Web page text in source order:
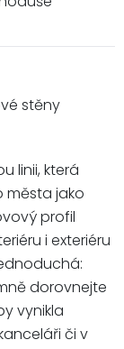
stěny
linii, která
města jako
profil
i exteriéru
dorovnejte
vynikla
či v